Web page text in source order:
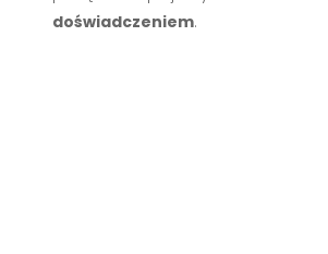
doświadczeniem.